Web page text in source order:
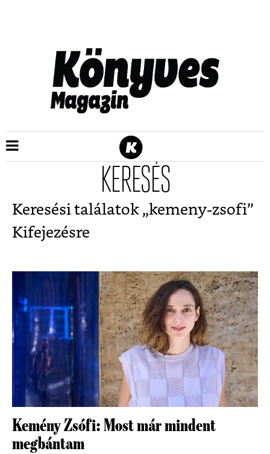
KERESÉS
Keresési találatok „kemeny-zsofi”
Kifejezésre
Kemény Zsófi: Most már mindent
megbántam